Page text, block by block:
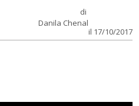
di
Danila Chenal
il 17/10/2017